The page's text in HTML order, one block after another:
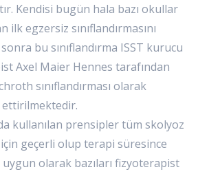
Kendisi bugün hala bazı okullar
ilk egzersiz sınıflandırmasını
bu sınıflandırma ISST kurucu
Axel Maier Hennes tarafından
sınıflandırması olarak
ettirilmektedir.
kullanılan prensipler tüm skolyoz
geçerli olup terapi süresince
olarak bazıları fizyoterapist